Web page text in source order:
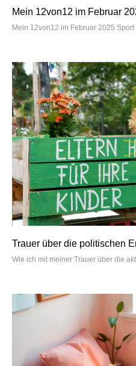
Mein 12von12 im Februar
Mein 12von12 im Februar 2025
Trauer über die politischen
Wie ich mit meiner Trauer über die